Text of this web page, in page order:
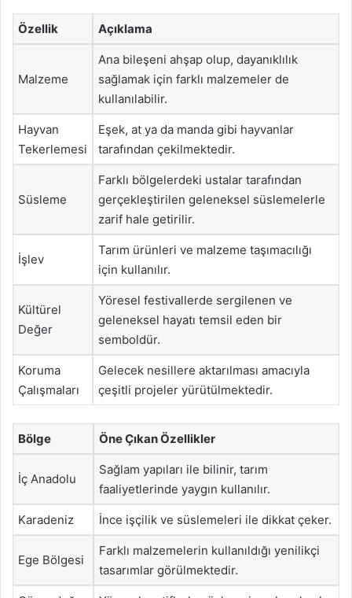
Özellik Açıklama
Malzeme
Ana bileşeni ahşap olup, dayanıklılık
sağlamak için farklı malzemeler de
kullanılabilir.
Hayvan
Tekerlemesi
Eşek, at ya da manda gibi hayvanlar
tarafından çekilmektedir.
Süsleme
Farklı bölgelerdeki ustalar tarafından
gerçekleştirilen geleneksel süslemelerle
zarif hale getirilir.
İşlev
Tarım ürünleri ve malzeme taşımacılığı
için kullanılır.
Kültürel
Değer
Yöresel festivallerde sergilenen ve
geleneksel hayatı temsil eden bir
semboldür.
Koruma
Çalışmaları
Gelecek nesillere aktarılması amacıyla
çeşitli projeler yürütülmektedir.
Bölge Öne Çıkan Özellikler
İç Anadolu
Sağlam yapıları ile bilinir, tarım
faaliyetlerinde yaygın kullanılır.
Karadeniz İnce işçilik ve süslemeleri ile dikkat çeker.
Ege Bölgesi
Farklı malzemelerin kullanıldığı yenilikçi
tasarımlar görülmektedir.